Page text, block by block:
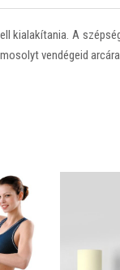
kialakítania. A
vendégeid